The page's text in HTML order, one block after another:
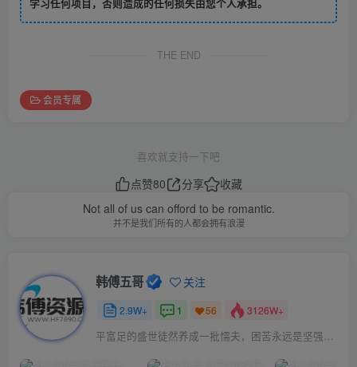
学习任何项目，否则造成的任何损失由您个人承担。
THE END
会员专属
喜欢就支持一下吧
点赞80 分享
收藏
Not all of us can offord to be romantic.
并不是我们所有的人都会拥有浪漫
韩傅五哥 关注
2.9W+ 1 56 3126W+
平富足的盛世徒然养成一批懦夫，困苦永远是坚强之母